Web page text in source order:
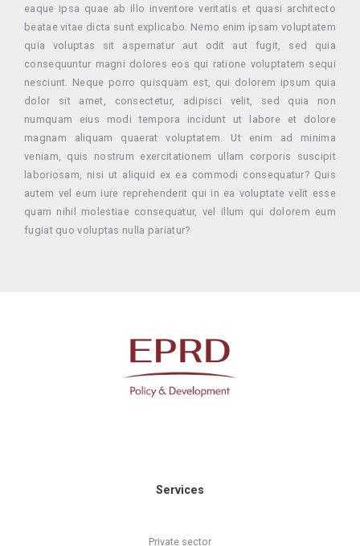
eaque ipsa quae ab illo inventore veritatis et quasi architecto
beatae vitae dicta sunt explicabo. Nemo enim ipsam voluptatem
quia voluptas sit aspernatur aut odit aut fugit, sed quia
consequuntur magni dolores eos qui ratione voluptatem sequi
nesciunt. Neque porro quisquam est, qui dolorem ipsum quia
dolor sit amet, consectetur, adipisci velit, sed quia non
numquam eius modi tempora incidunt ut labore et dolore
magnam aliquam quaerat voluptatem. Ut enim ad minima
veniam, quis nostrum exercitationem ullam corporis suscipit
laboriosam, nisi ut aliquid ex ea commodi consequatur? Quis
autem vel eum iure reprehenderit qui in ea voluptate velit esse
quam nihil molestiae consequatur, vel illum qui dolorem eum
fugiat quo voluptas nulla pariatur?
Services
Private sector